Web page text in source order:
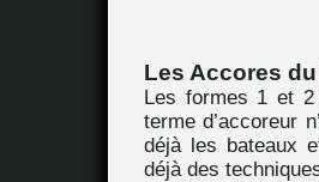
Les Accores
Les formes 1 et
terme d’accoreur
déjà les bateaux
déjà des